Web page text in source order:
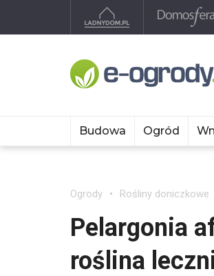
Budowa Ogród
Ogrody Rośliny doniczkowe
Pelargonia
roślina